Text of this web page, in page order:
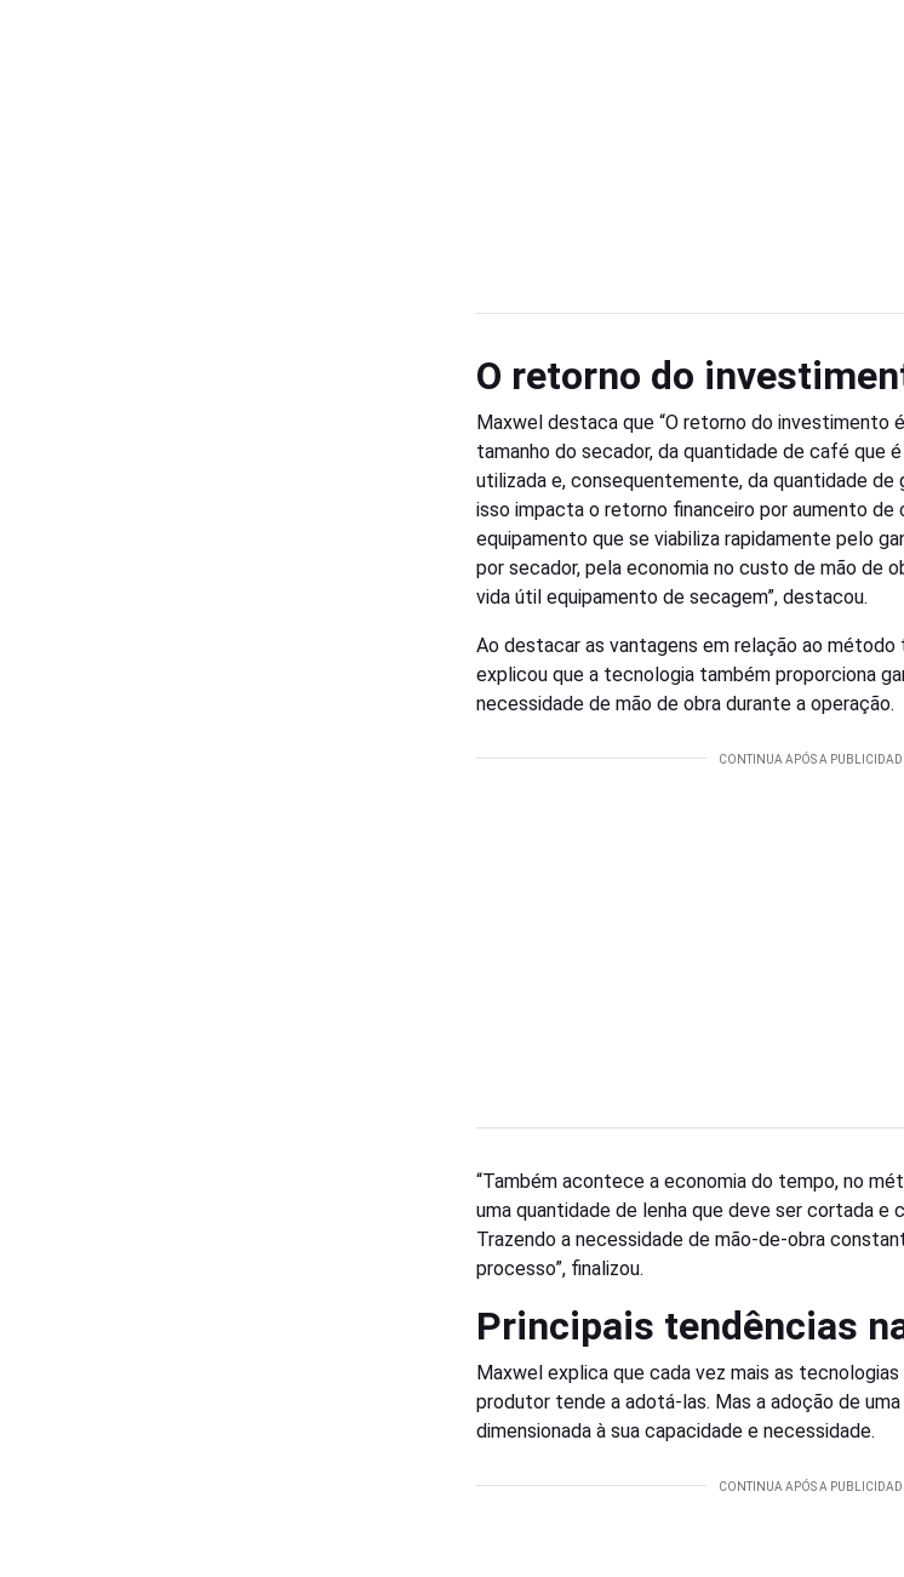
O retorno do
Maxwel destaca que “O retorno do investimento
tamanho do secador, da quantidade de café que
utilizada e, consequentemente, da quantidade de
isso impacta o retorno financeiro por aumento de
equipamento que se viabiliza rapidamente pelo
por secador, pela economia no custo de mão de
vida útil equipamento de secagem”, destacou.
Ao destacar as vantagens em relação ao método
explicou que a tecnologia também proporciona
necessidade de mão de obra durante a operação.
“Também acontece a economia do tempo, no
uma quantidade de lenha que deve ser cortada e
Trazendo a necessidade de mão-de-obra
processo”, finalizou.
Principais tendências
Maxwel explica que cada vez mais as
produtor tende a adotá-las. Mas a adoção de
dimensionada à sua capacidade e necessidade.